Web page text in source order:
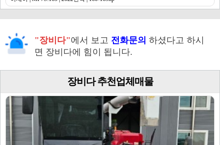
"장비다"에서 보고 전화문의 하셨다고 하시
면 장비다에 힘이 됩니다.
장비다 추천업체매물